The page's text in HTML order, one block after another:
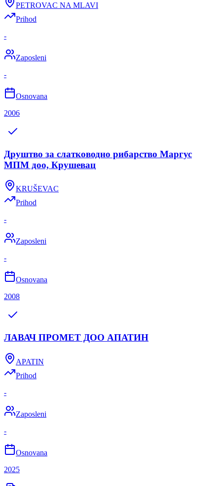
PETROVAC NA MLAVI
Prihod
-
Zaposleni
-
Osnovana
2006
Друштво за слатководно рибарство Маргус
МПМ доо, Крушевац
KRUŠEVAC
Prihod
-
Zaposleni
-
Osnovana
2008
ЛАВАЧ ПРОМЕТ ДОО АПАТИН
APATIN
Prihod
-
Zaposleni
-
Osnovana
2025